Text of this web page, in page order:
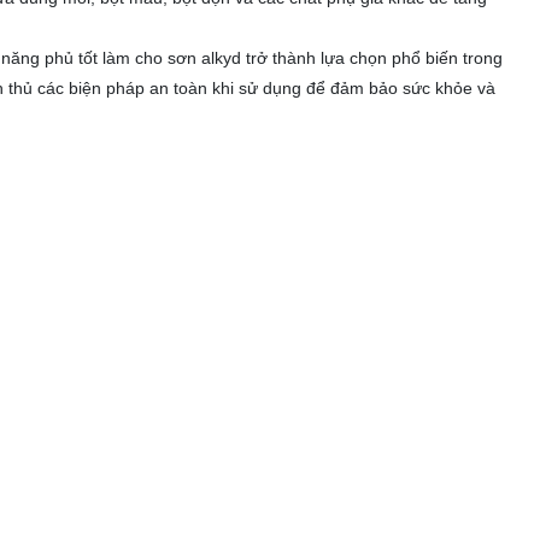
phủ tốt làm cho sơn alkyd trở thành lựa chọn phổ biến trong
các biện pháp an toàn khi sử dụng để đảm bảo sức khỏe và